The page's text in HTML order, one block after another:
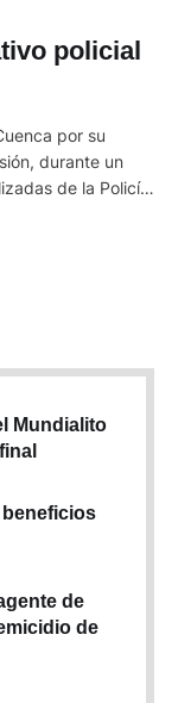
policial
por su
durante un
de la Policía
junio. El
se desarrolló en
Mundialito
beneficios
de
de